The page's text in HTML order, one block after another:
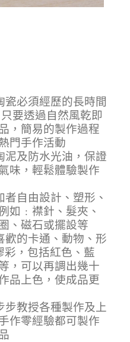
瓷必須經歷的長時間
要透過自然風乾即
，簡易的製作過程
門手作活動
泥及防水光油，保證
味，輕鬆體驗製作
自由設計、塑形、
如﹕襟針、髮夾、
、磁石或擺設等
歡的卡通、動物、形
彩，包括紅色、藍
，可以再調出幾十
品上色，使成品更
步教授各種製作及上
作零經驗都可製作